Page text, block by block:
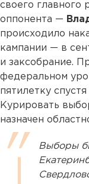
своего главного
оппонента —
происходило
кампании — в
и заксобрание.
федеральном
пятилетку
Курировать
назначен
Выборы